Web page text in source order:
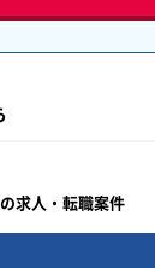
求人・転職案件